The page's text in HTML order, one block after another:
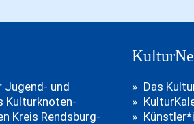
Jugend- und
Kulturknoten-
Kreis Rendsburg-
Das